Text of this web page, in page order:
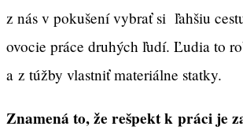
z nás v pokušení vybrať si ľahšiu
ovocie práce druhých ľudí. Ľudia to
a z túžby vlastniť materiálne statky.
Znamená to, že rešpekt k práci je